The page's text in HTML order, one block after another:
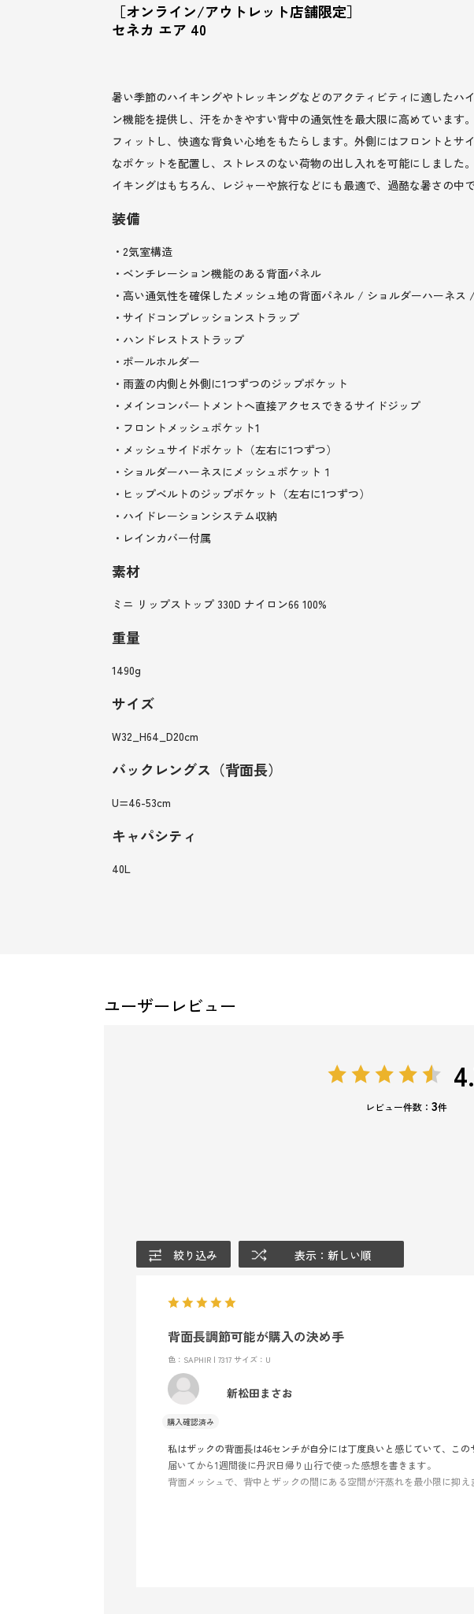
［オンライン/アウトレット店舗限定］
セネカ エア 40
暑い季節のハイキングやトレッキングなどのアクティビティに適した
ン機能を提供し、汗をかきやすい背中の通気性を最大限に高めていま
フィットし、快適な背負い心地をもたらします。外側にはフロントと
なポケットを配置し、ストレスのない荷物の出し入れを可能にしまし
イキングはもちろん、レジャーや旅行などにも最適で、過酷な暑さの中
装備
・2気室構造
・ベンチレーション機能のある背面パネル
・高い通気性を確保したメッシュ地の背面パネル / ショルダーハーネス
・サイドコンプレッションストラップ
・ハンドレストストラップ
・ポールホルダー
・雨蓋の内側と外側に1つずつのジップポケット
・メインコンパートメントへ直接アクセスできるサイドジップ
・フロントメッシュポケット1
・メッシュサイドポケット（左右に1つずつ）
・ショルダーハーネスにメッシュポケット１
・ヒップベルトのジップポケット（左右に1つずつ）
・ハイドレーションシステム収納
・レインカバー付属
素材
ミニ リップストップ 330D ナイロン66 100%
重量
1490g
サイズ
W32_H64_D20cm
バックレングス（背面長）
U=46-53cm
キャパシティ
40L
ユーザーレビュー
レビュー件数： 3件
絞り込み 表示：新しい順
背面長調節可能が購入の決め手
色：SAPHIR | 7317 サイズ：U
新松田まさお
私はザックの背面長は46センチが自分には丁度良いと感じていて、こ
届いてから1週間後に丹沢日帰り山行で使った感想を書きます。
背面メッシュで、背中とザックの間にある空間が汗蒸れを最小限に抑
2気室のうち底部の気室は小さく、あまり沢山入ると思わない方がい